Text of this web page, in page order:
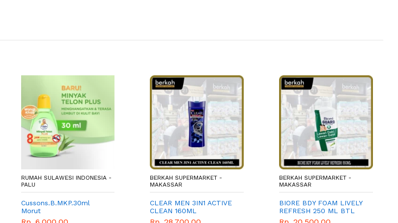
RUMAH SULAWESI INDONESIA -
PALU
Cussons.B.MKP.30ml
Morut
BERKAH SUPERMARKET -
MAKASSAR
CLEAR MEN 3IN1 ACTIVE
CLEAN 160ML
BERKAH SUPERMARKET -
MAKASSAR
BIORE BDY FOAM LIVELY
REFRESH 250 ML BTL